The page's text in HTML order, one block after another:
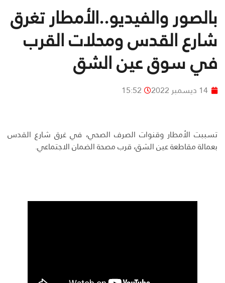
بالصور والفيديو..الأمطار تغرق
شارع القدس ومحلات القرب
في سوق عين الشق
14 ديسمبر 2022 15:52
تسببت الأمطار وقنوات الصرف الصحي، في غرق شارع القدس
بعمالة مقاطعة عين الشق، قرب مصحة الضمان الاجتماعي.